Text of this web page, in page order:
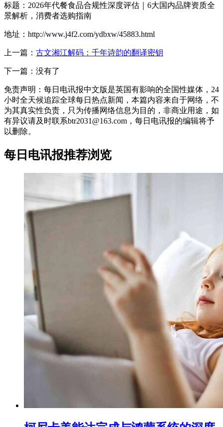
标题：2026年代餐食品合规性深度评估｜6大国内品牌资质全
景解析，消费者选购指南
地址：http://www.j4f2.com/ydbxw/45883.html
上一篇： 古文湘江解码：千年诗韵的翻译密钥
下一篇：没有了
免责声明：每日电讯报中文版是英国有影响的全国性媒体，24
小时全天候追踪全球每日热点新闻，本篇内容来自于网络，不
为其真实性负责，只为传播网络信息为目的，非商业用途，如
有异议请及时联系btr2031@163.com，每日电讯报的编辑将予
以删除。
每日电讯报推荐浏览